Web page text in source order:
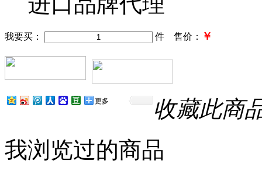
我要买： 件 售价： ￥
收藏此商
更多
我浏览过的商品